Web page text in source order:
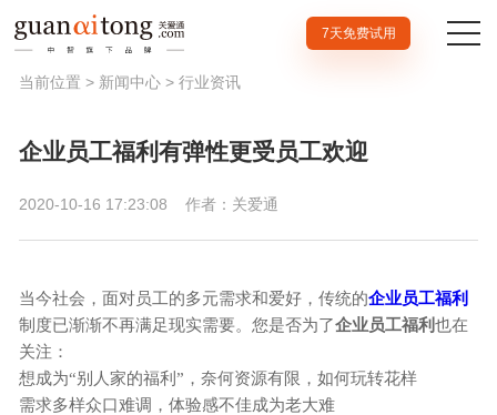
7天免费试用
当前位置 > 新闻中心 > 行业资讯
企业员工福利有弹性更受员工欢迎
2020-10-16 17:23:08 作者：关爱通
当今社会，面对员工的多元需求和爱好，传统的企业员工福利
制度已渐渐不再满足现实需要。您是否为了企业员工福利也在
关注：
想成为“别人家的福利 ” ，奈何资源有限，如何玩转花样
需求多样众口难调，体验感不佳成为老大难